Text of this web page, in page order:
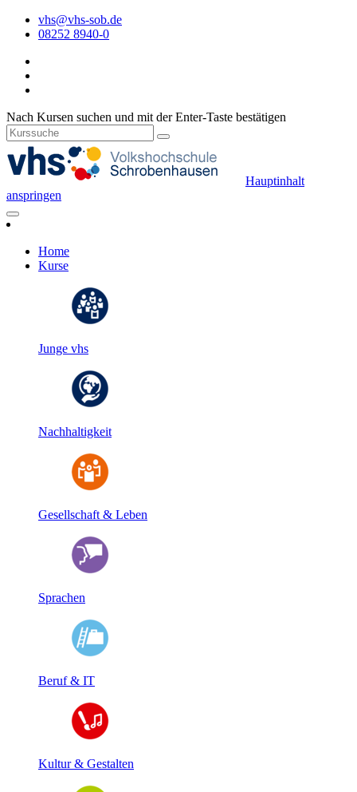
vhs@vhs-sob.de
08252 8940-0
Nach Kursen suchen und mit der Enter-Taste bestätigen
Hauptinhalt
anspringen
Home
Kurse
Junge vhs
Nachhaltigkeit
Gesellschaft & Leben
Sprachen
Beruf & IT
Kultur & Gestalten